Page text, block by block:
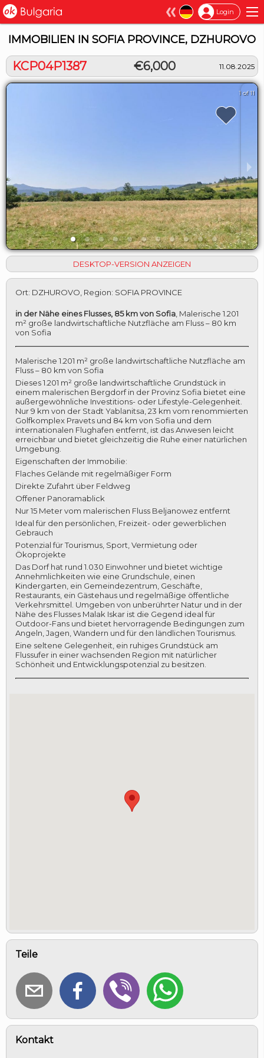
Login ×
IMMOBILIEN IN SOFIA PROVINCE, DZHUROVO
KCP04P1387 €6,000 11.08.2025
1 of 11
DESKTOP-VERSION ANZEIGEN
Ort: DZHUROVO Region: SOFIA PROVINCE
in der Nähe eines Flusses, 85 km von Sofia Malerische 1.201
m² große landwirtschaftliche Nutzfläche am Fluss – 80 km
von Sofia
Malerische 1.201 m² große landwirtschaftliche Nutzfläche am
Fluss – 80 km von Sofia
Dieses 1.201 m² große landwirtschaftliche Grundstück in
einem malerischen Bergdorf in der Provinz Sofia bietet eine
außergewöhnliche Investitions- oder Lifestyle-Gelegenheit.
Nur 9 km von der Stadt Yablanitsa, 23 km vom renommierten
Golfkomplex Pravets und 84 km von Sofia und dem
internationalen Flughafen entfernt, ist das Anwesen leicht
erreichbar und bietet gleichzeitig die Ruhe einer natürlichen
Umgebung.
Eigenschaften der Immobilie:
Flaches Gelände mit regelmäßiger Form
Direkte Zufahrt über Feldweg
Offener Panoramablick
Nur 15 Meter vom malerischen Fluss Beljanowez entfernt
Ideal für den persönlichen, Freizeit- oder gewerblichen
Gebrauch
Potenzial für Tourismus, Sport, Vermietung oder
Ökoprojekte
Das Dorf hat rund 1.030 Einwohner und bietet wichtige
Annehmlichkeiten wie eine Grundschule, einen
Kindergarten, ein Gemeindezentrum, Geschäfte,
Restaurants, ein Gästehaus und regelmäßige öffentliche
Verkehrsmittel. Umgeben von unberührter Natur und in der
Nähe des Flusses Malak Iskar ist die Gegend ideal für
Outdoor-Fans und bietet hervorragende Bedingungen zum
Angeln, Jagen, Wandern und für den ländlichen Tourismus.
Eine seltene Gelegenheit, ein ruhiges Grundstück am
Flussufer in einer wachsenden Region mit natürlicher
Schönheit und Entwicklungspotenzial zu besitzen.
Teile
Kontakt
LOGIN